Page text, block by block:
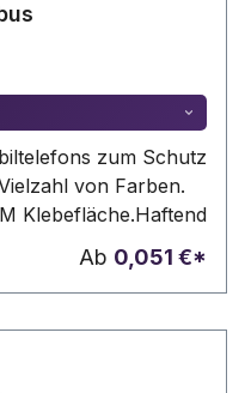
zum Schutz
von Farben.
Klebefläche.Haftend
Ab 0,051 €*